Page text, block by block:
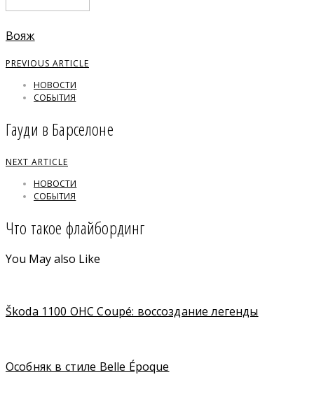
Вояж
PREVIOUS ARTICLE
НОВОСТИ
СОБЫТИЯ
Гауди в Барселоне
NEXT ARTICLE
НОВОСТИ
СОБЫТИЯ
Что такое флайбординг
You May also Like
Škoda 1100 OHC Coupé: воссоздание легенды
Особняк в стиле Belle Époque